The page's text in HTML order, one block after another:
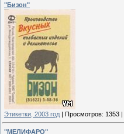
"Бизон"
Этикетки, 2003 год | Просмотров: 1353 |
"МЕЛИФАРО"